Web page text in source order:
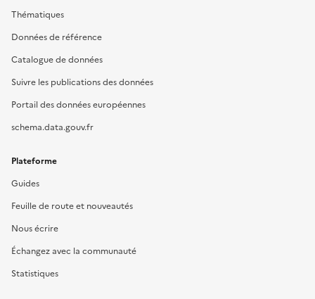
Thématiques
Données de référence
Catalogue de données
Suivre les publications des données
Portail des données européennes
schema.data.gouv.fr
Plateforme
Guides
Feuille de route et nouveautés
Nous écrire
Échangez avec la communauté
Statistiques